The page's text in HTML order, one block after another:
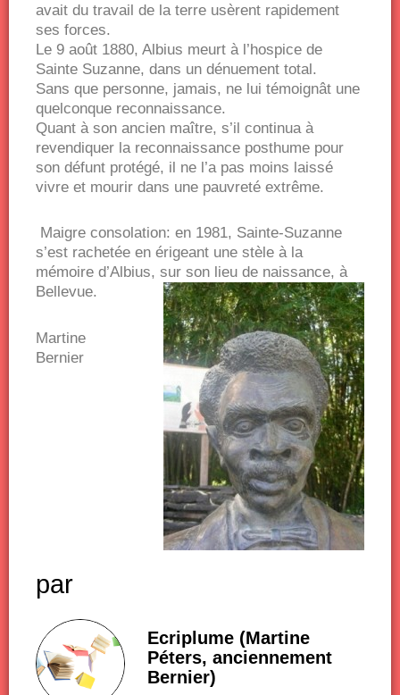
avait du travail de la terre usèrent rapidement
ses forces.
Le 9 août 1880, Albius meurt à l’hospice de
Sainte Suzanne, dans un dénuement total.
Sans que personne, jamais, ne lui témoignât une
quelconque reconnaissance.
Quant à son ancien maître, s’il continua à
revendiquer la reconnaissance posthume pour
son défunt protégé, il ne l’a pas moins laissé
vivre et mourir dans une pauvreté extrême.
Maigre consolation: en 1981, Sainte-Suzanne
s’est rachetée en érigeant une stèle à la
mémoire d’Albius, sur son lieu de naissance, à
Bellevue.
Martine
Bernier
par
Ecriplume (Martine
Péters, anciennement
Bernier)